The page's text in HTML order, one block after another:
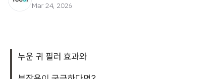
Mar 24, 2026
누운 귀 필러 효과와